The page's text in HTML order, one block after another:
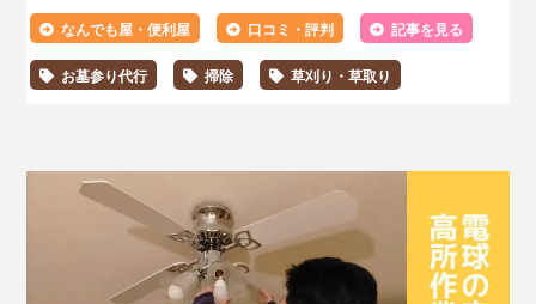
なんでも屋・便利屋 口コミ・評判 記事を見る
お墓参り代行 掃除 草刈り・草取り